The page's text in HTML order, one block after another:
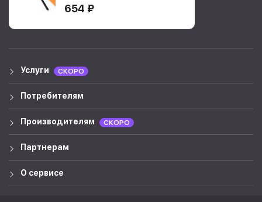
654 ₽
Услуги СКОРО
Потребителям
Производителям СКОРО
Партнерам
О сервисе